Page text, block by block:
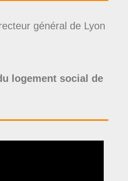
général de Lyon
logement social de